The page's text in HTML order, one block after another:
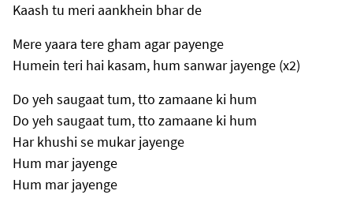
Kaash tu meri aankhein bhar de
Mere yaara tere gham agar payenge
Humein teri hai kasam, hum sanwar jayenge (x2)
Do yeh saugaat tum, tto zamaane ki hum
Do yeh saugaat tum, tto zamaane ki hum
Har khushi se mukar jayenge
Hum mar jayenge
Hum mar jayenge